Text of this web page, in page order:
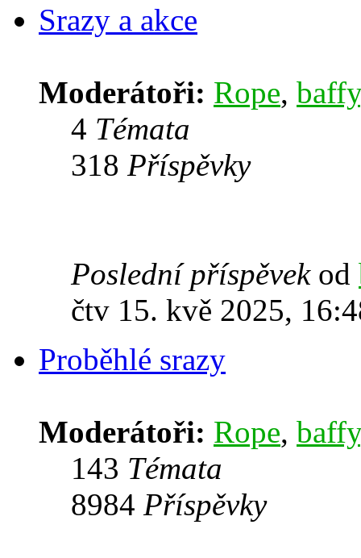
Srazy a akce
Moderátoři: Rope, baffy
4 Témata
318 Příspěvky
Poslední příspěvekod
čtv 15. kvě 2025,
Proběhlé srazy
Moderátoři: Rope, baffy
143 Témata
8984 Příspěvky